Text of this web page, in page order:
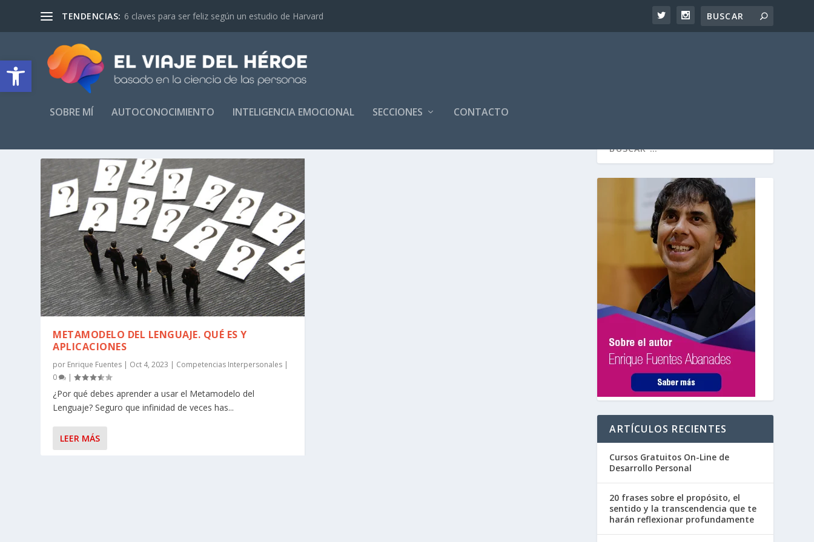
Abrir barra de herramientas
TENDENCIAS: 6 claves para ser feliz según un estudio de Harvard
SOBRE MÍ AUTOCONOCIMIENTO INTELIGENCIA EMOCIONAL SECCIONES CONTACTO
METAMODELO DEL LENGUAJE. QUÉ ES Y
APLICACIONES
por Enrique Fuentes | Oct 4, 2023 | Competencias Interpersonales |
0
|
¿Por qué debes aprender a usar el Metamodelo del
Lenguaje? Seguro que infinidad de veces has...
LEER MÁS
ARTÍCULOS RECIENTES
Cursos Gratuitos On-Line de
Desarrollo Personal
20 frases sobre el propósito, el
sentido y la transcendencia que te
harán reflexionar profundamente